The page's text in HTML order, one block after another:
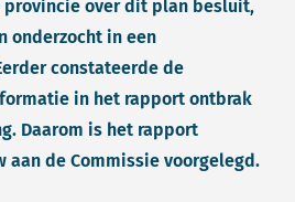
provincie over dit plan besluit,
onderzocht in een
constateerde de
in het rapport ontbrak
Daarom is het rapport
aan de Commissie voorgelegd.